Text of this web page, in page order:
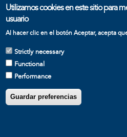
Copyright © 2026 BREMI -
Utilizamos cookies en este sitio para
usuario
Al hacer clic en el botón Aceptar, acepta
Strictly necessary
Functional
Performance
Guardar preferencias